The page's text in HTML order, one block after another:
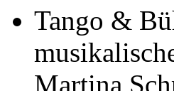
Tango &
Martina